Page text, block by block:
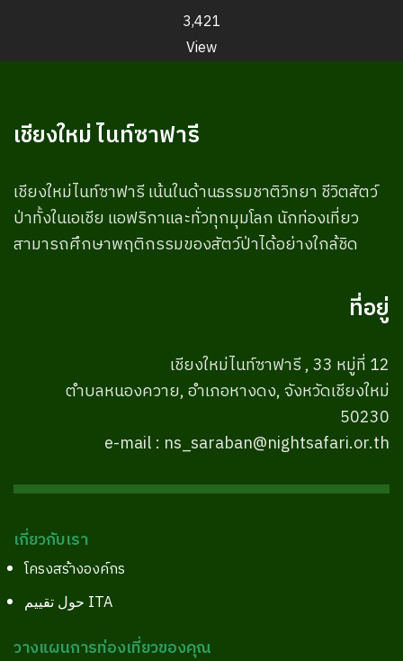
3,421
View
เชียงใหม่ ไนท์ซาฟารี
เชียงใหม่ไนท์ซาฟารี เน้นในด้านธรรมชาติวิทยา ชีวิตสัตว์
ป่าทั้งในเอเชีย แอฟริกาและทั่วทุกมุมโลก นักท่องเที่ยว
สามารถศึกษาพฤติกรรมของสัตว์ป่าได้อย่างใกล้ชิด
ที่อยู่
เชียงใหม่ไนท์ซาฟารี , 33 หมู่ที่ 12
ตำบลหนองควาย, อำเภอหางดง, จังหวัดเชียงใหม่
50230
e-mail : ns_saraban@nightsafari.or.th
เกี่ยวกับเรา
โครงสร้างองค์กร
حول تقييم ITA
วางแผนการท่องเที่ยวของคุณ